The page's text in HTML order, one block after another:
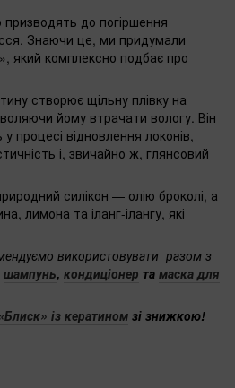
до погіршення
Знаючи це, ми придумали
який комплексно подбає про
створює щільну плівку на
йому втрачати вологу. Він
процесі відновлення локонів,
і, звичайно ж, глянсовий
силікон — олію броколі, а
лимона та іланг-ілангу, які
використовувати разом з
шампунь, кондиціонер та маска для
із кератином зі знижкою!